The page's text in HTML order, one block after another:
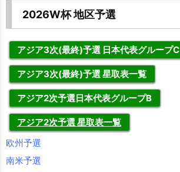
2026W杯 地区予選
アジア3次(最終)予選 日本代表グループC
アジア3次(最終)予選 星取表一覧
アジア2次予選日本代表グループB
アジア2次予選 星取表一覧
欧州予選
南米予選